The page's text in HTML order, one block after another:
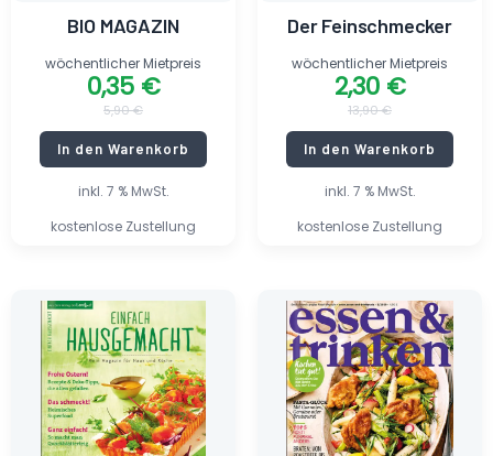
inkl. 7 % MwSt.
kostenlose Zustellung
BIO MAGAZIN
5,90€
0,35 €
wöchentlicher Mietpreis
In den Warenkorb
inkl. 7 % MwSt.
kostenlose Zustellung
Der Feinschmecker
13,90€
2,30 €
wöchentlicher Mietpreis
In den Warenkorb
Ursprünglicher
Preis
war:
5,50 €
Aktueller
Preis
ist:
0,45 €.
Ursprünglicher
Preis
war:
5,50 €
Aktueller
Preis
ist:
0,90 €.